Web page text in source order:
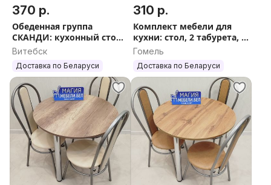
370 р.
Обеденная группа
СКАНДИ: кухонный стол
и 4 стула Доставка
Витебск
Доставка по Беларуси
310 р.
Комплект мебели для
кухни: стол, 2 табурета, 2
стула Доставка Выбор
Гомель
Доставка по Беларуси